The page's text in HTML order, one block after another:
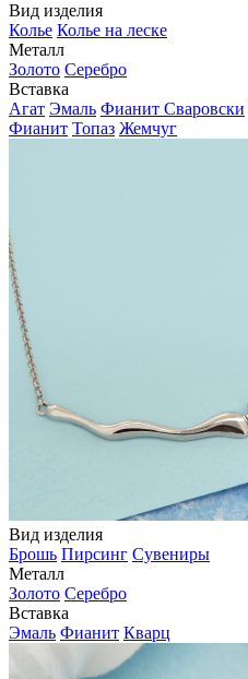
Вид изделия
Колье Колье на леске
Металл
Золото Серебро
Вставка
Агат Эмаль Фианит Сваровски
Фианит Топаз Жемчуг
Вид изделия
Брошь Пирсинг Сувениры
Металл
Золото Серебро
Вставка
Эмаль Фианит Кварц